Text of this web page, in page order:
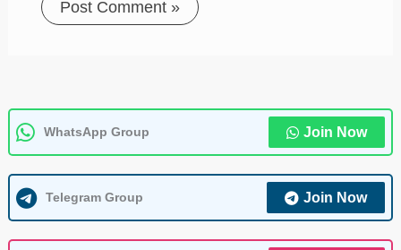
WhatsApp Group Join Now
Telegram Group Join Now